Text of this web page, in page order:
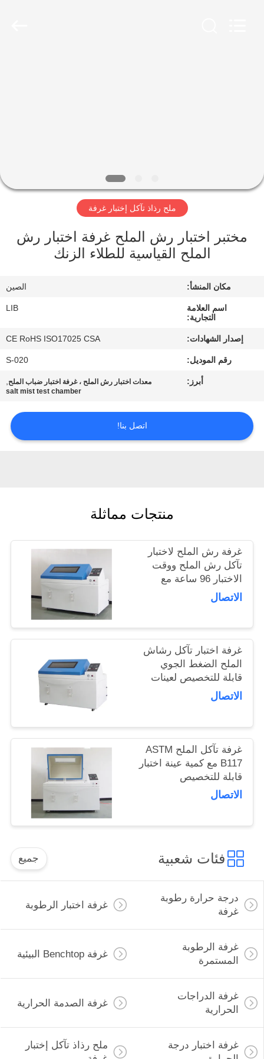
عنا
في
مراقبة
الجودة
أخبار
اطلب
PRIVACY
POLICY
ملح رذاذ تآكل إختبار غرفة
مختبر اختبار رش الملح غرفة اختبار رش
الملح القياسية للطلاء الزنك
مكان المنشأ: الصين
اسم العلامة
التجارية:
LIB
إصدار الشهادات: CE RoHS ISO17025 CSA
رقم الموديل: S-020
أبرز: معدات اختبار رش الملح ، غرفة اختبار ضباب الملح,
salt mist test chamber
اتصل بنا!
منتجات مماثلة
غرفة رش الملح لاختبار
تآكل رش الملح ووقت
الاختبار 96 ساعة مع
الجودة
الاتصال
غرفة اختبار تآكل رشاش
الملح الضغط الجوي
قابلة للتخصيص لعينات
المعادن
الاتصال
غرفة تآكل الملح ASTM
B117 مع كمية عينة اختبار
قابلة للتخصيص
الاتصال
فئات شعبية جميع
درجة حرارة رطوبة
غرفة
غرفة اختبار الرطوبة
غرفة الرطوبة
المستمرة
غرفة Benchtop البيئية
غرفة الدراجات
الحرارية
غرفة الصدمة الحرارية
غرفة اختبار درجة
ملح رذاذ تآكل إختبار